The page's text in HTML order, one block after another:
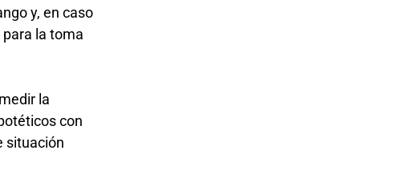
y, en caso
la toma
la
con
situación